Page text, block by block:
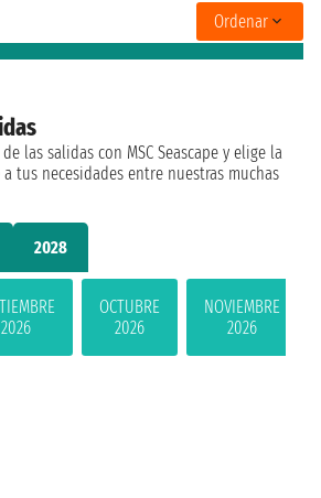
Ordenar
las salidas con MSC Seascape y elige la
tus necesidades entre nuestras muchas
2028
2026
OCTUBRE
2026
NOVIEMBRE
2026